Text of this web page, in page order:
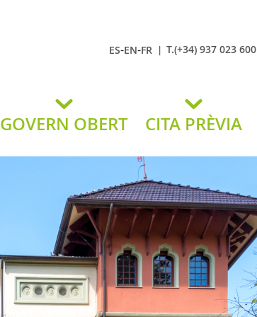
ES-EN-FR T.(+34) 937 023 600
GOVERN OBERT CITA PRÈVIA